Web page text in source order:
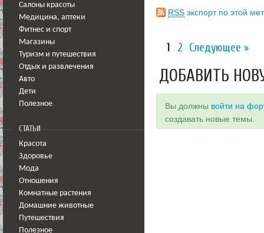
Салоны красоты
Медицина, аптеки
Фитнес и спорт
Магазины
Туризм и путешествия
Отдых и развлечения
Авто
Дети
Полезное
СТАТЬИ
Красота
Здоровье
Мода
Отношения
Комнатные растения
Домашние животные
Путешествия
Полезное
RSS экспорт по этой
1 2 Следующее »
ДОБАВИТЬ
Вы должны войти на
создавать новые темы.